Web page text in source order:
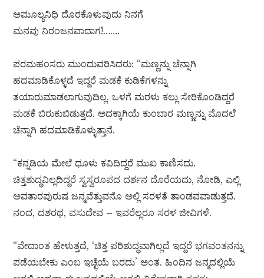
ಅಮೂಲ್ಯನಿಧಿ ದೊರಕೊಳುವುದು ನಿನಗೆ
ಮನವು ನಿರಂಜನವಾದಾಗ!…….
ಪರಮಹಂಸರು ಮುಂದುವರಿಸಿದರು: “ಮಣ್ಣನ್ನು ಚೆನ್ನಾಗಿ
ಹದಮಾಡಿಕೊಳ್ಳದೆ ಇದ್ದರೆ ಮಡಕೆ ಕುಡಿಕೆಗಳನ್ನು
ತಯಾರುಮಾಡಲಾಗುವುದಿಲ್ಲ. ಒಳಗೆ ಮರಳು ಕಲ್ಲು ಸೇರಿಕೊಂಡಿದ್ದರೆ
ಮಡಕೆ ಬಿರುಕುಬಿಡುತ್ತದೆ. ಅದಕ್ಕಾಗಿಯೆ ಕುಂಬಾರ ಮಣ್ಣನ್ನು ಮೊದಲೆ
ಚೆನ್ನಾಗಿ ಹದಮಾಡಿಕೊಳ್ಳುತ್ತಾನೆ.
“ಕನ್ನಡಿಯ ಮೇಲೆ ಧೂಳು ಕವಿದಿದ್ದರೆ ಮುಖ ಕಾಣಿಸದು.
ಚಿತ್ತಶುದ್ಧವಿಲ್ಲದಿದ್ದರೆ ಸ್ವಸ್ವರೂಪದ ದರ್ಶನ ದೊರೆಯದು, ನೋಡಿ, ಎಲ್ಲಿ
ಅವತಾರಪುರುಷ ಜನ್ಮವೆತ್ತುವನೊ ಅಲ್ಲಿ ಸರಳತೆ ತಾಂಡವವಾಡುತ್ತದೆ.
ನಂದ, ದಶರಥ, ವಸುದೇವ – ಇವರೆಲ್ಲರೂ ಸರಳ ಜೀವಿಗಳೆ.
“ವೇದಾಂತ ಹೇಳುತ್ತದೆ, ‘ಚಿತ್ತ ಪರಿಶುದ್ಧವಾಗಿಲ್ಲದೆ ಇದ್ದರೆ ಭಗವಂತನನ್ನು
ಪಡೆಯಬೇಕು ಎಂಬ ಇಚ್ಛೆಯೆ ಬರದು’ ಅಂತ. ಹಿಂದಿನ ಜನ್ಮದಲ್ಲಿಯೆ